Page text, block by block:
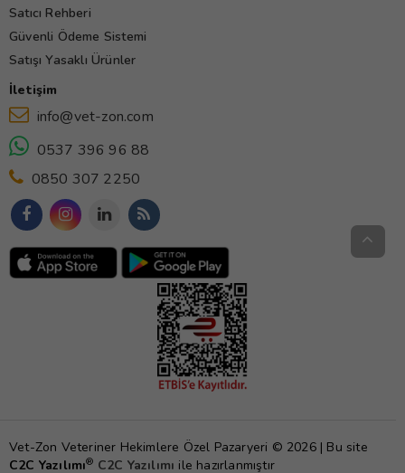
Satıcı Rehberi
Güvenli Ödeme Sistemi
Satışı Yasaklı Ürünler
İletişim
info@vet-zon.com
0537 396 96 88
0850 307 2250
Vet-Zon Veteriner Hekimlere Özel Pazaryeri © 2026 | Bu site
C2C Yazılımı® C2C Yazılımı ile hazırlanmıştır